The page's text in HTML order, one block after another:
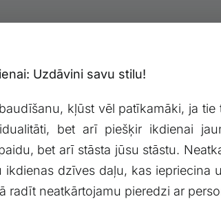
‍Uzdāvini savu stilu!
kļūst vēl patīkamāki, ja‍
‌bet arī piešķir ikdienai
bet ⁤arī stāsta jūsu stāstu.
dzīves ⁢daļu, kas iepriecina⁤
radīt neatkārtojamu pieredzi ⁣ar